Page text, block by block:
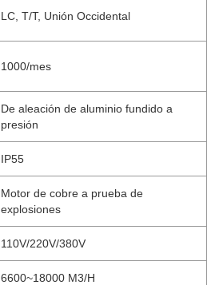
LC, T/T, Unión Occidental
1000/mes
De aleación de aluminio fundido a
presión
IP55
Motor de cobre a prueba de
explosiones
110V/220V/380V
6600~18000 M3/H